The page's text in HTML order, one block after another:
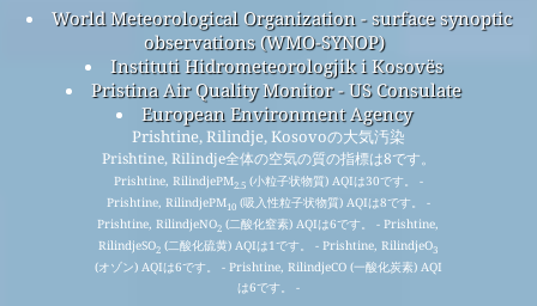
World Meteorological Organization - surface synoptic
observations (WMO-SYNOP)
Instituti Hidrometeorologjik i Kosovës
Pristina Air Quality Monitor - US Consulate
European Environment Agency
Prishtine, Rilindje, Kosovoの大気汚染
Prishtine, Rilindje全体の空気の質の指標は8です。
Prishtine, RilindjePM2.5(小粒子状物質) AQIは30です。 -
Prishtine, RilindjePM10(吸入性粒子状物質) AQIは8です。 -
Prishtine, RilindjeNO2 (二酸化窒素) AQIは6です。 - Prishtine,
RilindjeSO2 (二酸化硫黄) AQIは1です。 - Prishtine, RilindjeO3
(オゾン) AQIは6です。 - Prishtine, RilindjeCO (一酸化炭素) AQI
は6です。 -